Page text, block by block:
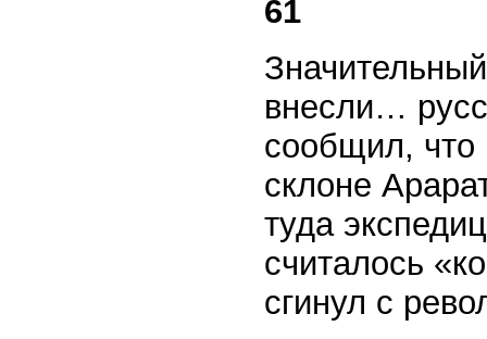
61
внесли…
сообщил,
склоне
туда
считалось
сгинул с